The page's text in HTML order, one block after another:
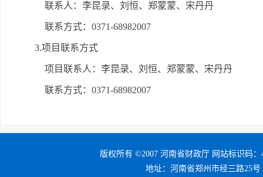
联系人：李昆录、刘恒、郑蒙蒙、宋丹丹
联系方式：0371-68982007
3.项目联系方式
项目联系人：李昆录、刘恒、郑蒙蒙、宋丹丹
联系方式：0371-68982007
版权所有 ©2007 河南省财政厅 网站标识码：
地址：河南省郑州市经三路25号